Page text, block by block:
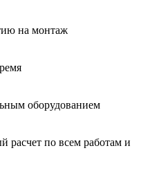
на монтаж
оборудованием
расчет по всем работам и